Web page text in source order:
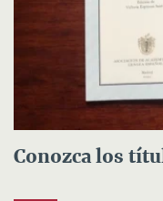
Conozca los